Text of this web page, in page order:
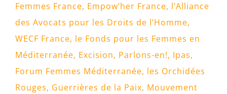
Femmes France, Empow’her France, l’Alliance
des Avocats pour les Droits de l’Homme,
WECF France, le Fonds pour les Femmes en
Méditerranée, Excision, Parlons-en!, Ipas,
Forum Femmes Méditerranée, les Orchidées
Rouges, Guerrières de la Paix, Mouvement